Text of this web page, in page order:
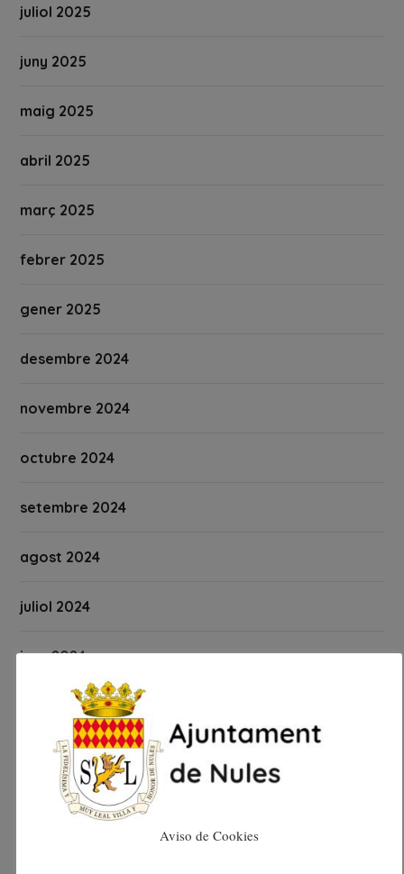
juliol 2025
juny 2025
maig 2025
abril 2025
març 2025
febrer 2025
gener 2025
desembre 2024
novembre 2024
octubre 2024
setembre 2024
agost 2024
juliol 2024
juny 2024
maig 2024
abril 2024
març 2024
Aviso de Cookies